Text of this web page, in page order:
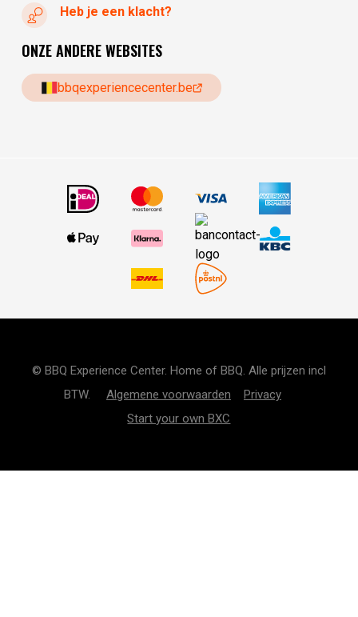
Heb je een klacht?
ONZE ANDERE WEBSITES
bbqexperiencecenter.be
© BBQ Experience Center. Home of BBQ. Alle prijzen incl
BTW. Algemene voorwaarden
Privacy
Start your own BXC